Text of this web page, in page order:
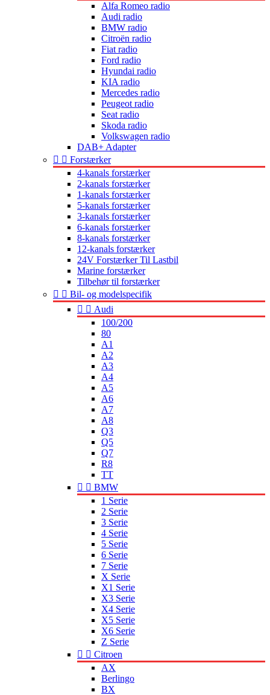
Alfa Romeo radio
Audi radio
BMW radio
Citroën radio
Fiat radio
Ford radio
Hyundai radio
KIA radio
Mercedes radio
Peugeot radio
Seat radio
Skoda radio
Volkswagen radio
DAB+ Adapter
  Forstærker
4-kanals forstærker
2-kanals forstærker
1-kanals forstærker
5-kanals forstærker
3-kanals forstærker
6-kanals forstærker
8-kanals forstærker
12-kanals forstærker
24V Forstærker Til Lastbil
Marine forstærker
Tilbehør til forstærker
  Bil- og modelspecifik
  Audi
100/200
80
A1
A2
A3
A4
A5
A6
A7
A8
Q3
Q5
Q7
R8
TT
  BMW
1 Serie
2 Serie
3 Serie
4 Serie
5 Serie
6 Serie
7 Serie
X Serie
X1 Serie
X3 Serie
X4 Serie
X5 Serie
X6 Serie
Z Serie
  Citroen
AX
Berlingo
BX